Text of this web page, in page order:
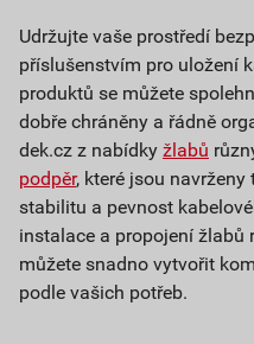
Udržujte vaše prostředí
příslušenstvím pro uložení
produktů se můžete
dobře chráněny a řádně
dek.cz z nabídky žlabů
podpěr, které jsou
stabilitu a pevnost
instalace a propojení žlabů
můžete snadno vytvořit
podle vašich potřeb.